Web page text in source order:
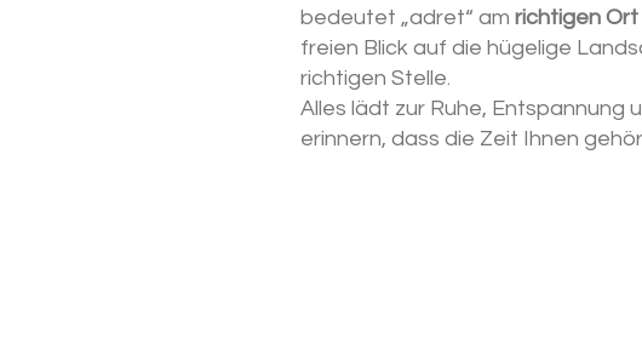
bedeutet „adret“ am richtigen Ort
freien Blick auf die hügelige
richtigen Stelle.
Alles lädt zur Ruhe, Entspannung
erinnern, dass die Zeit Ihnen